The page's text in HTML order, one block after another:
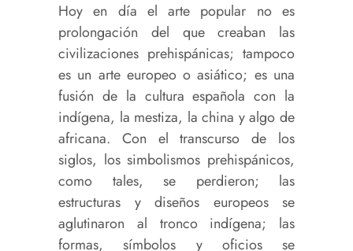
Hoy en día el arte popular no es
prolongación del que creaban las
civilizaciones prehispánicas; tampoco
es un arte europeo o asiático; es una
fusión de la cultura española con la
indígena, la mestiza, la china y algo de
africana. Con el transcurso de los
siglos, los simbolismos prehispánicos,
como tales, se perdieron; las
estructuras y diseños europeos se
aglutinaron al tronco indígena; las
formas, símbolos y oficios se